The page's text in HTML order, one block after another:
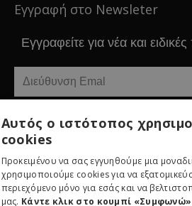
Εγγραφή στο Newsleter
Εγγραφείτε για νέα και
Εγγραφείτε
Αυτός ο ιστότοπος
cookies
Προκειμένου να σας εγγυηθούμε μια
χρησιμοποιούμε cookies για να
περιεχόμενο μόνο για εσάς και να
μας. Κάντε κλικ στο κουμπί «Συμφωνώ»